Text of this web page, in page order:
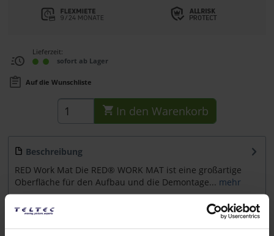
Lieferzeit:
sofort ab Lager
Auf die Wunschliste
In den Warenkorb
Beschreibung
RED Work Mat Die RED® WORK MAT ist eine großartige
Oberfläche für den Aufbau und die Demontage... mehr
Beratung